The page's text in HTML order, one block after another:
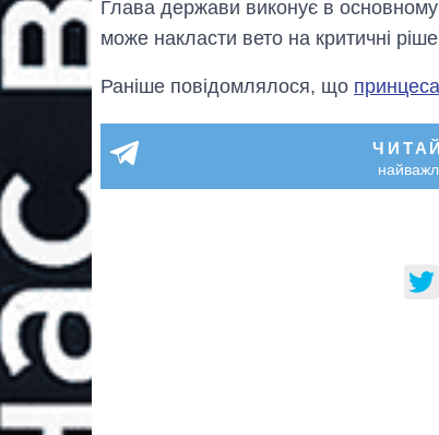
Глава держави виконує в
може накласти вето на критичні
Раніше повідомлялося, що